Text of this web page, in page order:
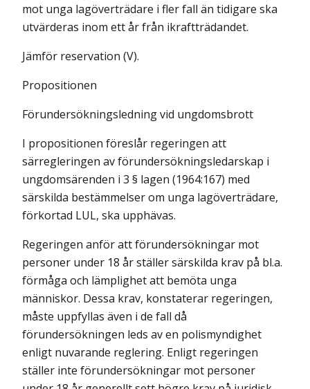
mot unga lagöverträdare i fler fall än tidigare ska
utvärderas inom ett år från ikraftträdandet.
Jämför reservation (V).
Propositionen
Förundersökningsledning vid ungdomsbrott
I propositionen föreslår regeringen att
särregleringen av förundersökningsledarskap i
ungdomsärenden i 3 § lagen (1964:167) med
särskilda bestämmelser om unga lagöverträdare,
förkortad LUL, ska upphävas.
Regeringen anför att förundersökningar mot
personer under 18 år ställer särskilda krav på bl.a.
förmåga och lämplighet att bemöta unga
människor. Dessa krav, konstaterar regeringen,
måste uppfyllas även i de fall då
förundersökningen leds av en polismyndighet
enligt nuvarande reglering. Enligt regeringen
ställer inte förundersökningar mot personer